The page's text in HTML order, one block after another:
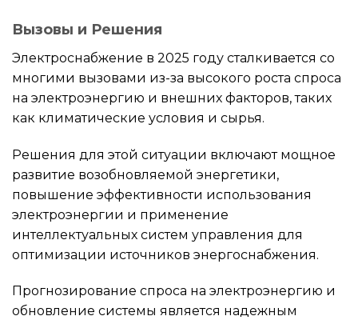
Вызовы и Решения
Электроснабжение в 2025 году сталкивается со
многими вызовами из-за высокого роста спроса
на электроэнергию и внешних факторов, таких
как климатические условия и сырья.
Решения для этой ситуации включают мощное
развитие возобновляемой энергетики,
повышение эффективности использования
электроэнергии и применение
интеллектуальных систем управления для
оптимизации источников энергоснабжения.
Прогнозирование спроса на электроэнергию и
обновление системы является надежным